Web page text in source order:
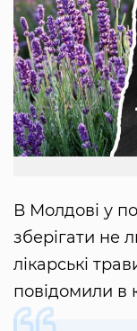
В Молдові у
зберігати не
лікарські
повідомили в